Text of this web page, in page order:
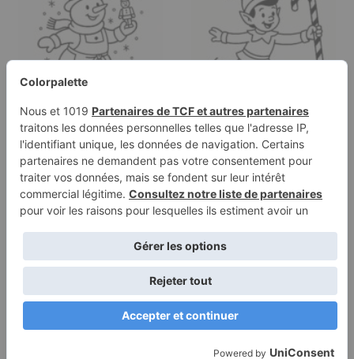
Page à colorier d'un
bonhomme de neige,
fabricant de…
Page à colorier d'un
elfe, fabricant de
jouets…
Conditions
Politique de
confidentialité